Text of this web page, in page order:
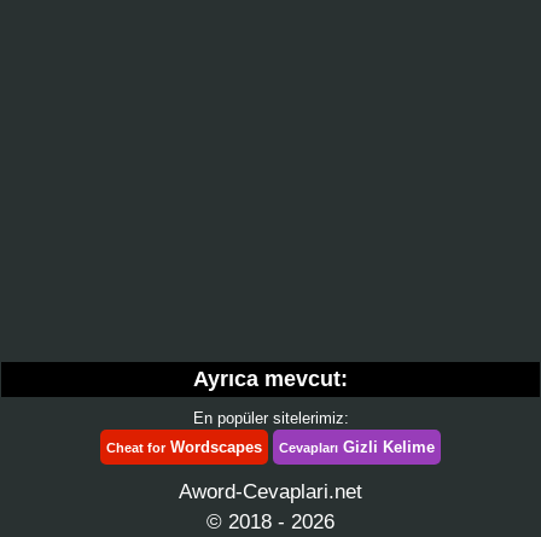
Ayrıca mevcut:
En popüler sitelerimiz:
Cheat forWordscapes Cevapları Gizli Kelime
Aword-Cevaplari.net
© 2018 - 2026